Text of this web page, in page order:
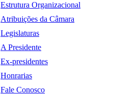
Estrutura Organizacional
Atribuições da Câmara
Legislaturas
A Presidente
Ex-presidentes
Honrarias
Fale Conosco